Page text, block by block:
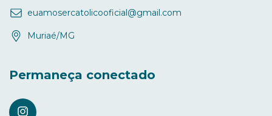
euamosercatolicooficial@gmail.com
Muriaé/MG
Permaneça conectado